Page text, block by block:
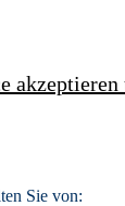
akzeptieren
Sie von: